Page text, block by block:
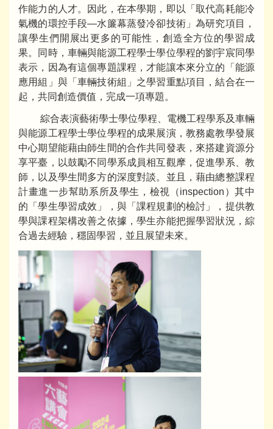
作能力的人才。因此，在本學期，即以「取代高耗能冷
氣機的環控手段—水簾幕蒸發冷卻技術」為研究項目，
讓學生們開展出更多的可能性，創造全方位的學習成
果。同時，車輛與能源工程學士學位學程的劉宇宸同學
表示，因為有這個專題課程，才能讓本來分立的「能源
應用組」與「車輛技術組」之學習重點項目，結合在一
起，共同創造價值，完成一項專題。
綜合表演藝術學士學位學程、電機工程學系及車輛
與能源工程學士學位學程的成果展演，教務處教學發展
中心期望能藉由師生間的合作共同發表，來搭建資源分
享平臺，以鼓勵不同學系成員相互觀摩，促進學系、教
師，以及學生間多方的深度對談。並且，藉由總整課程
計畫進一步幫助系所及學生，檢視（inspection）其中
的「學生學習成效」，與「課程規劃的檢討」，提供教
學與課程架構改善之依據，學生亦能把握學習狀況，綜
合過去經驗，穩固學習，並且展望未來。